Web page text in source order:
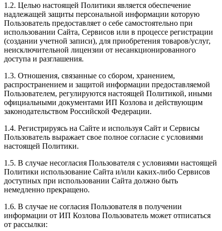
1.2. Целью настоящей Политики является обеспечение
надлежащей защиты персональной информации которую
Пользователь предоставляет о себе самостоятельно при
использовании Сайта, Сервисов или в процессе регистрации
(создании учетной записи), для приобретения товаров/услуг,
неисключительной лицензии от несанкционированного
доступа и разглашения.
1.3. Отношения, связанные со сбором, хранением,
распространением и защитой информации предоставляемой
Пользователем, регулируются настоящей Политикой, иными
официальными документами ИП Козловa и действующим
законодательством Российской Федерации.
1.4. Регистрируясь на Сайте и используя Сайт и Сервисы
Пользователь выражает свое полное согласие с условиями
настоящей Политики.
1.5. В случае несогласия Пользователя с условиями настоящей
Политики использование Сайта и/или каких-либо Сервисов
доступных при использовании Сайта должно быть
немедленно прекращено.
1.6. В случае не согласия Пользователя в получении
информации от ИП Козлова Пользователь может отписаться
от рассылки: